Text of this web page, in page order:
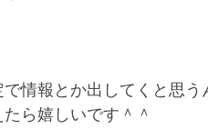
情報とか出してくと思う
ら嬉しいです＾＾